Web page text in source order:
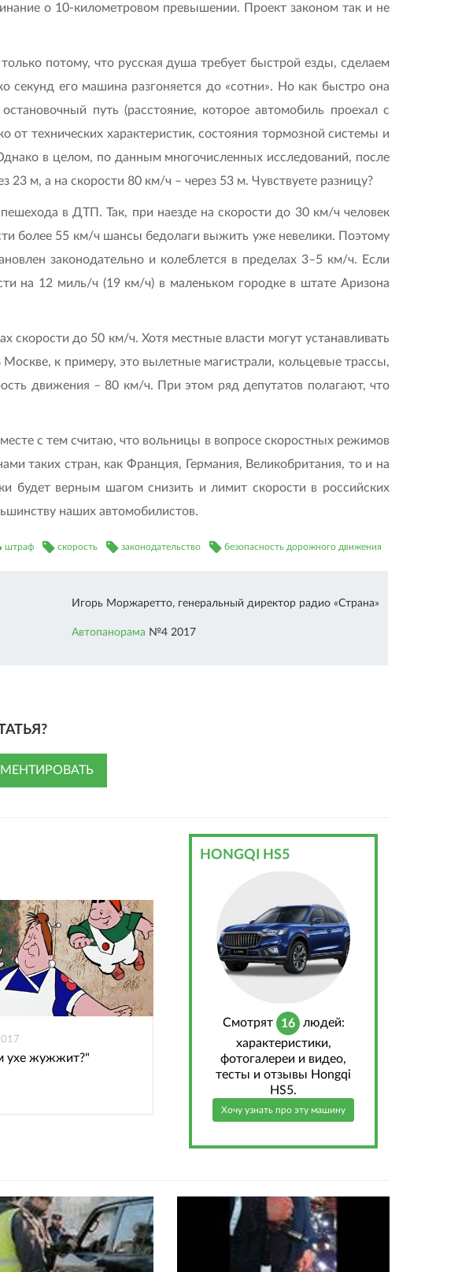
о 10-километровом превышении. Проект законом так и не
потому, что русская душа требует быстрой езды, сделаем
секунд его машина разгоняется до «сотни». Но как быстро она
путь (расстояние, которое автомобиль проехал с
от технических характеристик, состояния тормозной системы и
в целом, по данным многочисленных исследований, после
23 м, а на скорости 80 км/ч – через 53 м. Чувствуете разницу?
в ДТП. Так, при наезде на скорости до 30 км/ч человек
более 55 км/ч шансы бедолаги выжить уже невелики. Поэтому
законодательно и колеблется в пределах 3–5 км/ч. Если
на 12 миль/ч (19 км/ч) в маленьком городке в штате Аризона
до 50 км/ч. Хотя местные власти могут устанавливать
к примеру, это вылетные магистрали, кольцевые трассы,
движения – 80 км/ч. При этом ряд депутатов полагают, что
с тем считаю, что вольницы в вопросе скоростных режимов
таких стран, как Франция, Германия, Великобритания, то и на
будет верным шагом снизить и лимит скорости в российских
наших автомобилистов.
безопасность дорожного движения
законодательство
скорость
штраф
Игорь Моржаретто, генеральный директор радио «Страна»
Автопанорама №4 2017
ухе жужжит?"
HONGQI HS5
Cмотрят 16 людей:
характеристики,
фотогалереи и видео,
тесты и отзывы Hongqi
HS5.
Хочу узнать про эту машину